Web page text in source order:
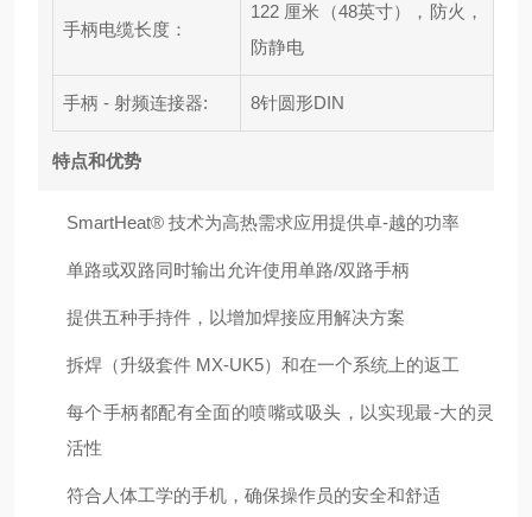
手柄电缆长度：
122 厘米（48英寸），防火，
防静电
手柄 - 射频连接器: 8针圆形DIN
特点和优势
SmartHeat® 技术为高热需求应用提供卓-越的功率
单路或双路同时输出允许使用单路/双路手柄
提供五种手持件，以增加焊接应用解决方案
拆焊（升级套件 MX-UK5）和在一个系统上的返工
每个手柄都配有全面的喷嘴或吸头，以实现最-大的灵
活性
符合人体工学的手机，确保操作员的安全和舒适